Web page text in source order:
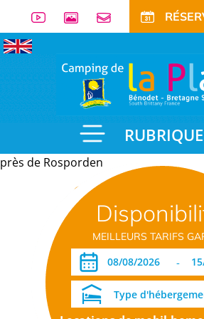
MEILLEURS TARIFS
-
près de Rosporden